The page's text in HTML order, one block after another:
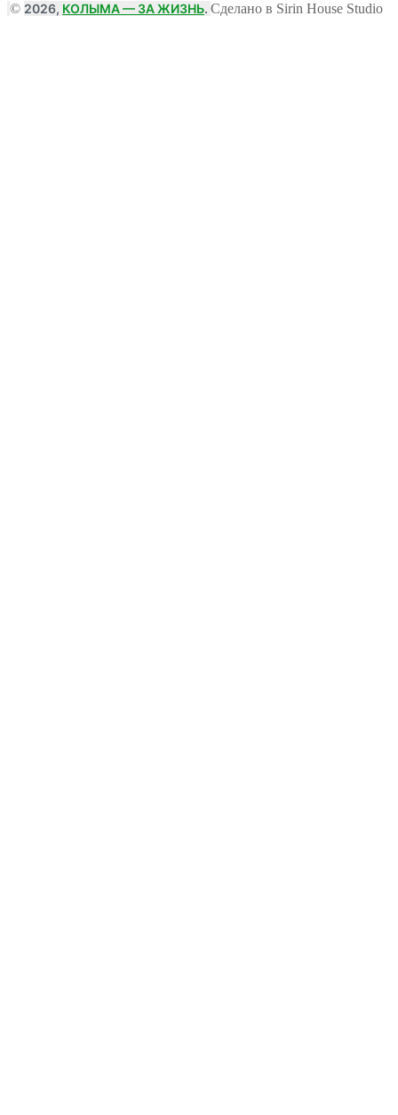
© 2026, КОЛЫМА — ЗА ЖИЗНЬ. Сделано в Sirin House Studio